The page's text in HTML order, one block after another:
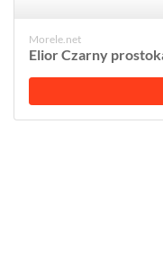
Morele.net
Elior Czarny